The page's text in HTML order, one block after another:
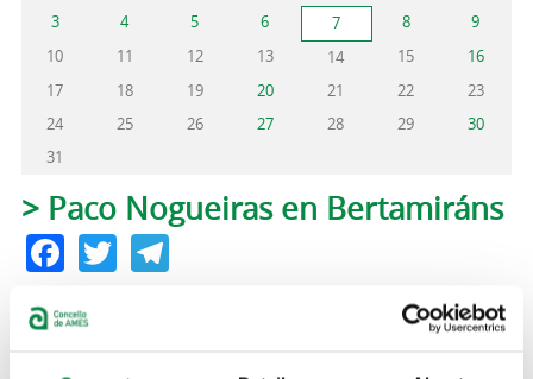
3
4 5 6 7 8
9
10
11 12 13 14 15
16
17
18 19 20 21 22
23
24
25 26 27 28 29
30
31
Pestanas principais
> Paco Nogueiras en Bertamiráns
Facebook
TwitterTelegram
Mércores, 22 decembro, 2021